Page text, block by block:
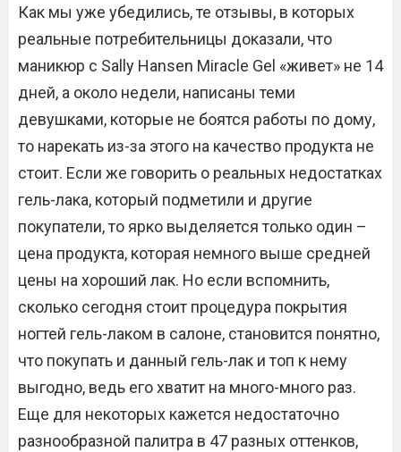
Как мы уже убедились, те отзывы, в которых
реальные потребительницы доказали, что
маникюр с Sally Hansen Miracle Gel «живет» не 14
дней, а около недели, написаны теми
девушками, которые не боятся работы по дому,
то нарекать из-за этого на качество продукта не
стоит. Если же говорить о реальных недостатках
гель-лака, который подметили и другие
покупатели, то ярко выделяется только один –
цена продукта, которая немного выше средней
цены на хороший лак. Но если вспомнить,
сколько сегодня стоит процедура покрытия
ногтей гель-лаком в салоне, становится понятно,
что покупать и данный гель-лак и топ к нему
выгодно, ведь его хватит на много-много раз.
Еще для некоторых кажется недостаточно
разнообразной палитра в 47 разных оттенков,